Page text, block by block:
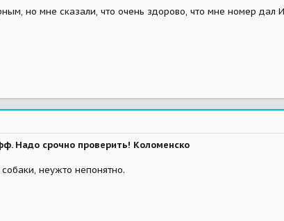
но мне сказали, что очень здорово, что мне номер
Надо срочно проверить! Коломенско
неужто непонятно.